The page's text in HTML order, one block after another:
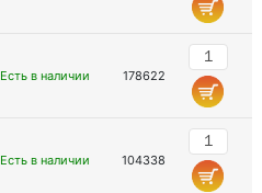
Есть в наличии 178622
Есть в наличии 104338